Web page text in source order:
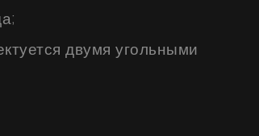
двумя угольными